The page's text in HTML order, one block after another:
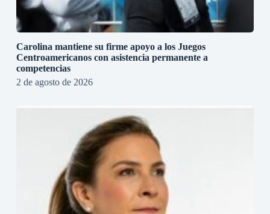
Carolina mantiene su firme apoyo a los Juegos
Centroamericanos con asistencia permanente a
competencias
2 de agosto de 2026